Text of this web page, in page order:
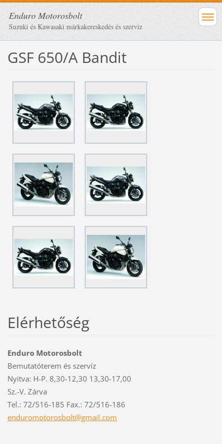
Enduro Motorosbolt
Suzuki és Kawasaki márkakereskedés és szerviz
GSF 650/A Bandit
Elérhetőség
Enduro Motorosbolt
Bemutatóterem és szervíz
Nyitva: H-P. 8,30-12,30 13,30-17,00
Sz.-V. Zárva
Tel.: 72/516-185 Fax.: 72/516-186
enduromotorosbolt@gmail.com